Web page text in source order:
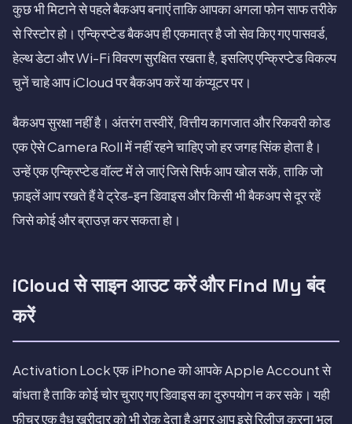
कुछ भी मिटाने से पहले बैकअप बनाएं ताकि आपका अगला फोन साफ तरीके
से रिस्टोर हो। एन्क्रिप्टेड बैकअप ही एकमात्र है जो सेव किए गए पासवर्ड,
हेल्थ डेटा और Wi-Fi विवरण सुरक्षित रखता है, इसलिए एन्क्रिप्टेड विकल्प
चुनें चाहे आप iCloud पर बैकअप करें या कंप्यूटर पर।
बैकअप सुरक्षा नहीं है। अंतरंग तस्वीरें, वित्तीय कागजात और रिकवरी कोड
एक ऐसे Camera Roll में नहीं रहने चाहिए जो हर जगह सिंक होता है।
उन्हें एक एन्क्रिप्टेड वॉल्ट में ले जाएं जिसे सिर्फ आप खोल सकें, ताकि जो
फ़ाइलें आप रखते हैं वे ट्रेड-इन डिवाइस और किसी भी बैकअप से दूर रहें
जिसे कोई और ब्राउज़ कर सकता हो।
iCloud से साइन आउट करें और Find My बंद
करें
Activation Lock एक iPhone को आपके Apple Account से
बांधता है ताकि कोई चोर चुराए गए डिवाइस का दुरुपयोग न कर सके। यही
फीचर एक वैध खरीदार को भी रोक देता है अगर आप इसे रिलीज़ करना भूल